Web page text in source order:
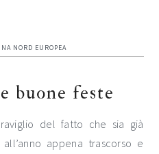
NORD EUROPEA
buone feste
del fatto che sia già
appena trascorso e